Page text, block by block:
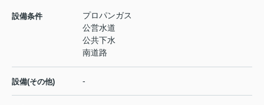
設備条件
プロパンガス
公営水道
公共下水
南道路
設備(その他) -